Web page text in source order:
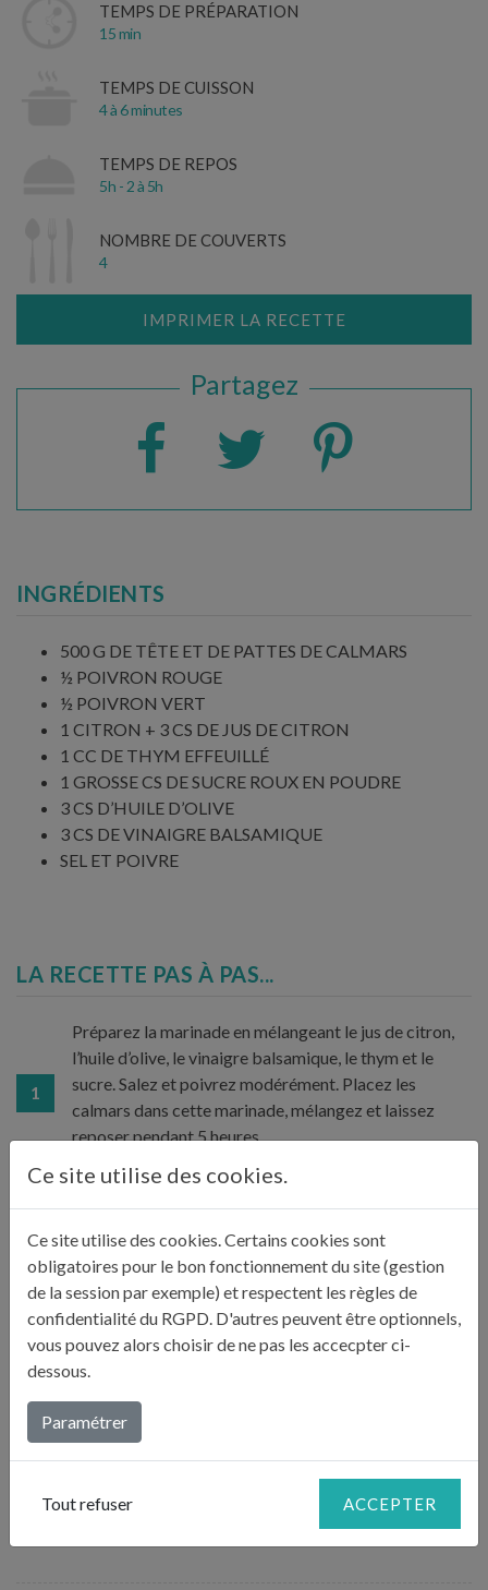
TEMPS DE PRÉPARATION
15 min
TEMPS DE CUISSON
4 à 6 minutes
TEMPS DE REPOS
5h - 2 à 5h
NOMBRE DE COUVERTS
4
IMPRIMER LA RECETTE
Partagez
INGRÉDIENTS
500 G DE TÊTE ET DE PATTES DE CALMARS
½ POIVRON ROUGE
½ POIVRON VERT
1 CITRON + 3 CS DE JUS DE CITRON
1 CC DE THYM EFFEUILLÉ
1 GROSSE CS DE SUCRE ROUX EN POUDRE
3 CS D’HUILE D’OLIVE
3 CS DE VINAIGRE BALSAMIQUE
SEL ET POIVRE
LA RECETTE PAS À PAS...
1
Préparez la marinade en mélangeant le jus de citron,
l’huile d’olive, le vinaigre balsamique, le thym et le
sucre. Salez et poivrez modérément. Placez les
calmars dans cette marinade, mélangez et laissez
reposer pendant 5 heures.
Lavez les poivrons, retirez les graines et les cloisons.
Coupez-les en lamelles de 2 cm de côté environ. Lavez
et séchez le citron et coupez-le en 4 puis chaque
quartier en 4 dés.
Enfilez les calmars sur des brochettes en les alternant
avec des lamelles de poivron et des dés de citron.
Laissez reposer au frais 2 à 5 heures.
Faites griller les brochettes 4 à 6 minutes au barbecue
jusqu’à ce qu’elles soient bien dorées, en les retournant
Ce site utilise des cookies.
Ce site utilise des cookies. Certains cookies sont
obligatoires pour le bon fonctionnement du site (gestion
de la session par exemple) et respectent les règles de
confidentialité du RGPD. D'autres peuvent être optionnels,
vous pouvez alors choisir de ne pas les accecpter ci-
dessous.
Paramétrer
Tout refuser ACCEPTER